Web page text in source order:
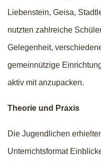
Liebenstein, Geisa,
nutzten zahlreiche
Gelegenheit,
gemeinnützige
aktiv mit anzupacken.
Theorie und Praxis
Die Jugendlichen
Unterrichtsformat